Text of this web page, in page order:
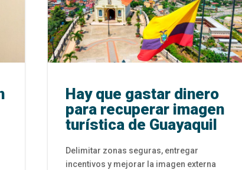
Hay que gastar dinero
para recuperar imagen
turística de Guayaquil
Delimitar zonas seguras, entregar
incentivos y mejorar la imagen externa